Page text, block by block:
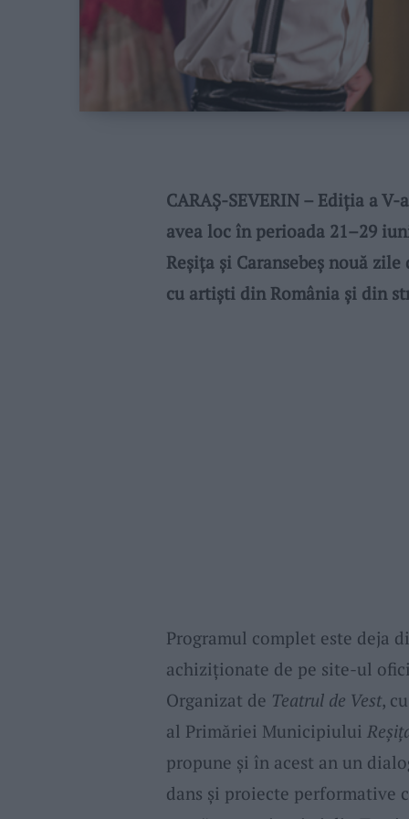
CARAȘ-SEVERIN – Ediția a
avea loc în perioada 21–29
Reșița și Caransebeș nouă
cu artiști din România și din
Programul complet este deja
achiziționate de pe site-ul
Organizat de Teatrul de Vest,
al Primăriei Municipiului
propune și în acest an un
dans și proiecte performative